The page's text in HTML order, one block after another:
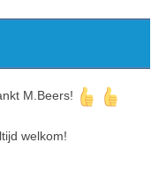
M.Beers!
welkom!